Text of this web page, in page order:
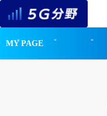
MY PAGE